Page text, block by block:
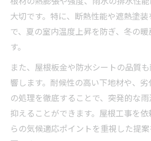
大切です。特に、断熱性能や遮熱塗
で、夏の室内温度上昇を防ぎ、冬の
す。
また、屋根板金や防水シートの品質
響します。耐候性の高い下地材や、
の処理を徹底することで、突発的な
抑えることができます。屋根工事を
らの気候適応ポイントを重視した提